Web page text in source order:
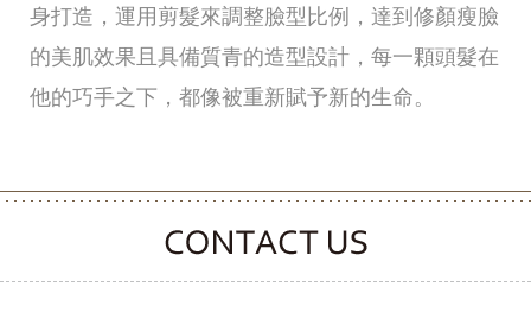
身打造，運用剪髮來調整臉型比例，達到修顏瘦臉
的美肌效果且具備質青的造型設計，每一顆頭髮在
他的巧手之下，都像被重新賦予新的生命。
CONTACT CLOOVER